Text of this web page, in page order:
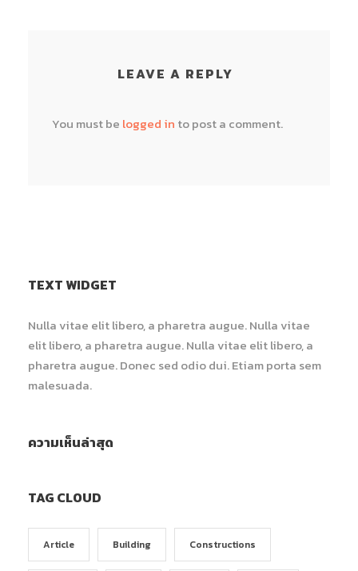
LEAVE A REPLY
You must be logged in to post a comment.
TEXT WIDGET
Nulla vitae elit libero, a pharetra augue. Nulla vitae
elit libero, a pharetra augue. Nulla vitae elit libero, a
pharetra augue. Donec sed odio dui. Etiam porta sem
malesuada.
ความเห็นล่าสุด
TAG CLOUD
Article Building Constructions